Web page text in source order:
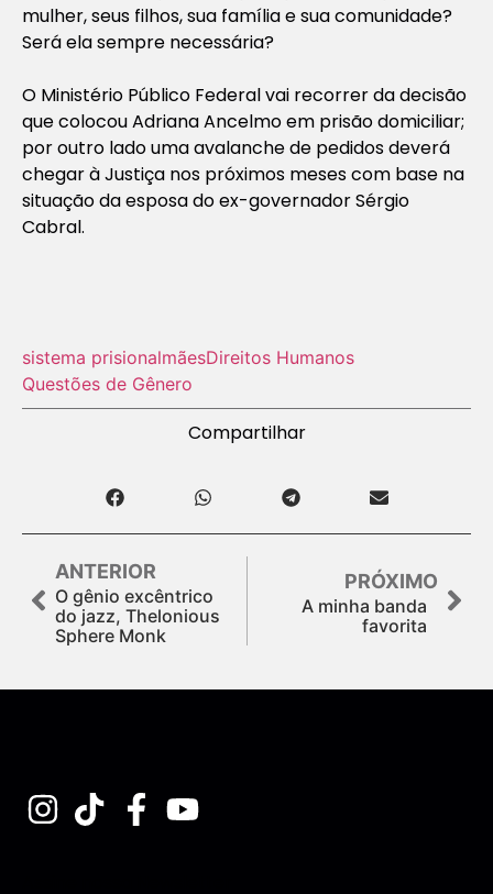
mulher, seus filhos, sua família e sua comunidade?
Será ela sempre necessária?
O Ministério Público Federal vai recorrer da decisão
que colocou Adriana Ancelmo em prisão domiciliar;
por outro lado uma avalanche de pedidos deverá
chegar à Justiça nos próximos meses com base na
situação da esposa do ex-governador Sérgio
Cabral.
sistema prisionalmãesDireitos Humanos
Questões de Gênero
Compartilhar
ANTERIOR
O gênio excêntrico
do jazz, Thelonious
Sphere Monk
PRÓXIMO
A minha banda
favorita